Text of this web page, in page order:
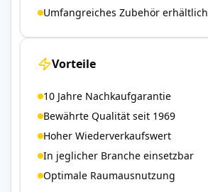
Umfangreiches Zubehör erhältlich
Vorteile
10 Jahre Nachkaufgarantie
Bewährte Qualität seit 1969
Hoher Wiederverkaufswert
In jeglicher Branche einsetzbar
Optimale Raumausnutzung